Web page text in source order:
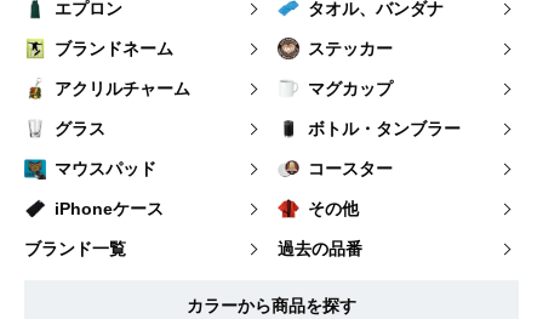
エプロン タオル、バンダナ
ブランドネーム ステッカー
アクリルチャーム マグカップ
グラス ボトル・タンブラー
マウスパッド コースター
iPhoneケース その他
ブランド一覧 過去の品番
カラーから商品を探す